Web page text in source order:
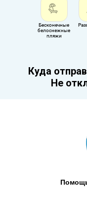
Бесконечные
белоснежные
пляжи
Куда
Не